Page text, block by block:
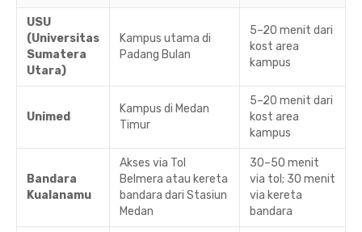
USU
(Universitas
Sumatera
Utara)
Kampus utama di
Padang Bulan
5–20 menit dari
kost area
kampus
Unimed
Kampus di Medan
Timur
5–20 menit dari
kost area
kampus
Bandara
Kualanamu
Akses via Tol
Belmera atau kereta
bandara dari Stasiun
Medan
30–50 menit
via tol; 30 menit
via kereta
bandara